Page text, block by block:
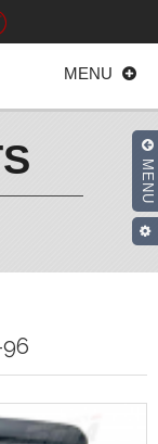
MENU
MENU
96